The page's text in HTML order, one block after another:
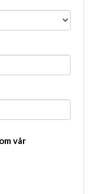
vår